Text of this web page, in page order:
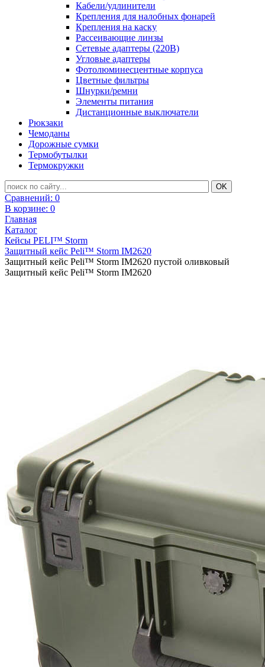
Кабели/удлинители
Крепления для налобных фонарей
Крепления на каску
Рассеивающие линзы
Сетевые адаптеры (220В)
Угловые адаптеры
Фотолюминесцентные корпуса
Цветные фильтры
Шнурки/ремни
Элементы питания
Дистанционные выключатели
Рюкзаки
Чемоданы
Дорожные сумки
Термобутылки
Термокружки
Сравнений: 0
В корзине: 0
Главная
Каталог
Кейсы PELI™ Storm
Защитный кейс Peli™ Storm IM2620
Защитный кейс Peli™ Storm IM2620 пустой оливковый
Защитный кейс Peli™ Storm IM2620